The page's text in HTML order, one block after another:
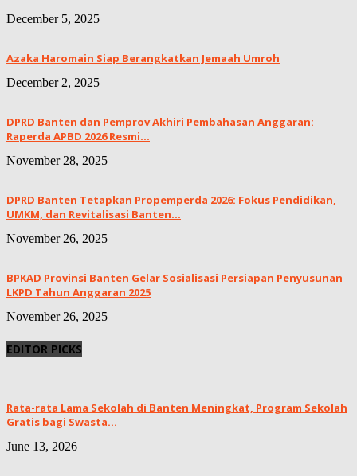
December 5, 2025
Azaka Haromain Siap Berangkatkan Jemaah Umroh
December 2, 2025
DPRD Banten dan Pemprov Akhiri Pembahasan Anggaran:
Raperda APBD 2026 Resmi...
November 28, 2025
DPRD Banten Tetapkan Propemperda 2026: Fokus Pendidikan,
UMKM, dan Revitalisasi Banten...
November 26, 2025
BPKAD Provinsi Banten Gelar Sosialisasi Persiapan Penyusunan
LKPD Tahun Anggaran 2025
November 26, 2025
EDITOR PICKS
Rata-rata Lama Sekolah di Banten Meningkat, ‎Program Sekolah
Gratis bagi Swasta...
June 13, 2026